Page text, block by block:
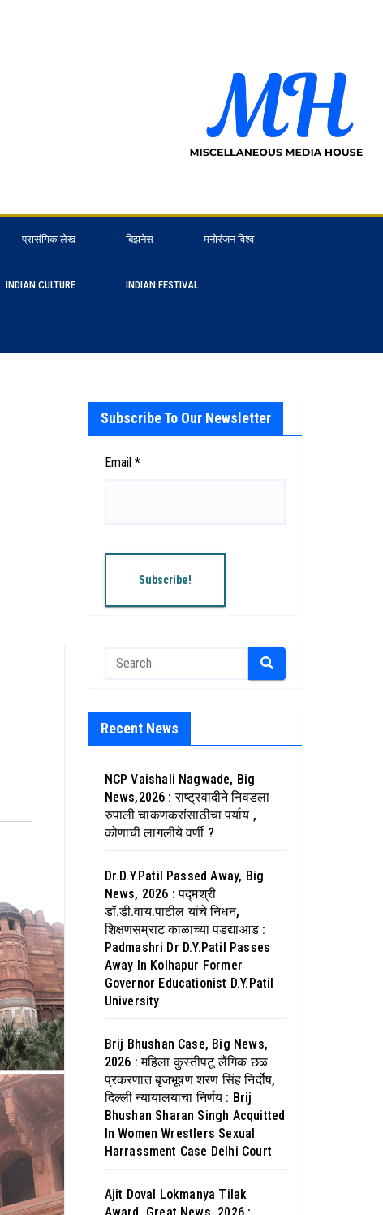
प्रासंगिक लेख बिझनेस मनोरंजन विश्व
INDIAN CULTURE INDIAN FESTIVAL
Subscribe To Our Newsletter
Email *
Recent News
NCP Vaishali Nagwade, Big
News,2026 : राष्ट्रवादीने निवडला
रुपाली चाकणकरांसाठीचा पर्याय ,
कोणाची लागलीये वर्णी ?
Dr.D.Y.Patil Passed Away, Big
News, 2026 : पद्मश्री
डॉ.डी.वाय.पाटील यांचे निधन,
शिक्षणसम्राट काळाच्या पडद्याआड :
Padmashri Dr D.Y.Patil Passes
Away In Kolhapur Former
Governor Educationist D.Y.Patil
University
Brij Bhushan Case, Big News,
2026 : महिला कुस्तीपटू लैंगिक छळ
प्रकरणात बृजभूषण शरण सिंह निर्दोष,
दिल्ली न्यायालयाचा निर्णय : Brij
Bhushan Sharan Singh Acquitted
In Women Wrestlers Sexual
Harrassment Case Delhi Court
Ajit Doval Lokmanya Tilak